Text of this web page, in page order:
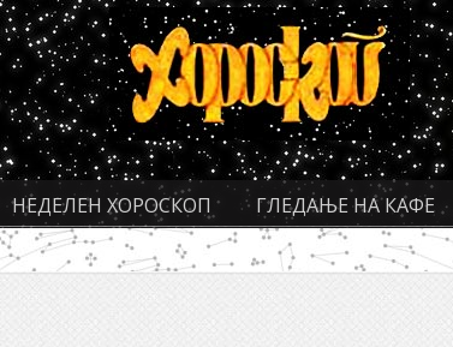
НЕДЕЛЕН ХОРОСКОП ГЛЕДАЊЕ НА КАФЕ